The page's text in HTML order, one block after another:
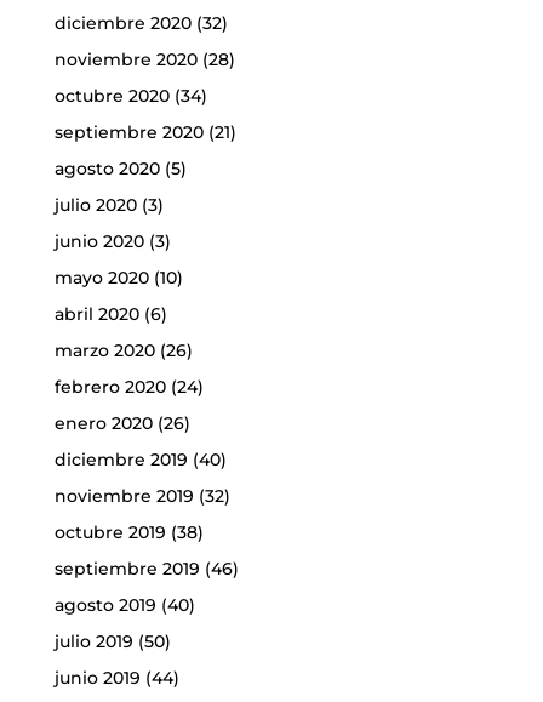
diciembre 2020(32)
noviembre 2020(28)
octubre 2020(34)
septiembre 2020(21)
agosto 2020(5)
julio 2020(3)
junio 2020(3)
mayo 2020(10)
abril 2020(6)
marzo 2020(26)
febrero 2020(24)
enero 2020(26)
diciembre 2019 (40)
noviembre 2019 (32)
octubre 2019 (38)
septiembre 2019 (46)
agosto 2019 (40)
julio 2019 (50)
junio 2019 (44)